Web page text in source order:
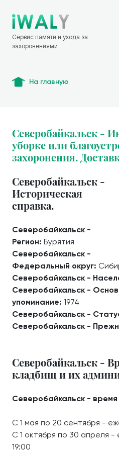
Сервис памяти и ухода за
захоронениями
На главную
Северобайкальск -
уборке или
захоронения.
Северобайкальск -
Историческая
справка.
Северобайкальск -
Регион: Бурятия
Северобайкальск -
Федеральный округ:
Северобайкальск -
Северобайкальск -
упоминание: 1974
Северобайкальск -
Северобайкальск -
Северобайкальск -
кладбищ и их
Северобайкальск -
С 1 мая по 20 сентября -
С 1 октября по 30 апреля
19:00